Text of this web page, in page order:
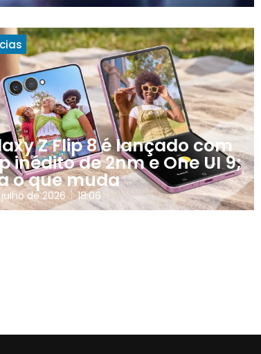
Z Flip 8 é lançado com
inédito de 2nm e One UI 9;
o que muda
de 2026 18:06